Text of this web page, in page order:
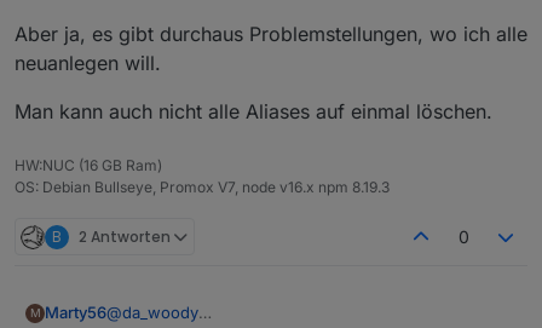
Aber ja, es gibt durchaus Problemstellungen, wo ich alle
neuanlegen will.
Man kann auch nicht alle Aliases auf einmal löschen.
HW:NUC (16 GB Ram)
OS: Debian Bullseye, Promox V7, node v16.x npm 8.19.3
B 2 Antworten 0
M Marty56@da_woody